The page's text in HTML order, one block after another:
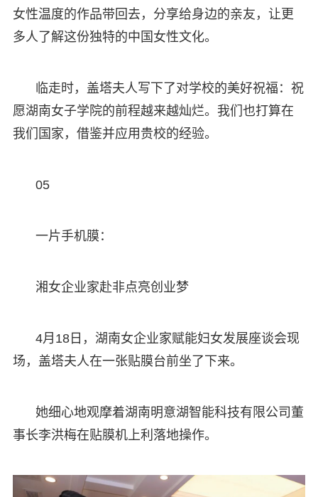
女性温度的作品带回去，分享给身边的亲友，让更
多人了解这份独特的中国女性文化。
临走时，盖塔夫人写下了对学校的美好祝福：祝
愿湖南女子学院的前程越来越灿烂。我们也打算在
我们国家，借鉴并应用贵校的经验。
05
一片手机膜：
湘女企业家赴非点亮创业梦
4月18日，湖南女企业家赋能妇女发展座谈会现
场，盖塔夫人在一张贴膜台前坐了下来。
她细心地观摩着湖南明意湖智能科技有限公司董
事长李洪梅在贴膜机上利落地操作。